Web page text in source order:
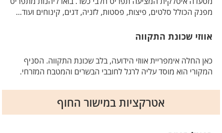
מפנק הכולל סלטים, פיצות, פסטות, לזניה, דגים, קינוחים ועוד...
אווזי שכונת התקווה
כאן החלה אימפריית אווזי הידועה, בלב שכונת התקווה. הסניף
המקורי הוא מוסד עליה לרגל לחובבי הבשרים והמטבח המזרחי.
אטרקציות במישור החוף